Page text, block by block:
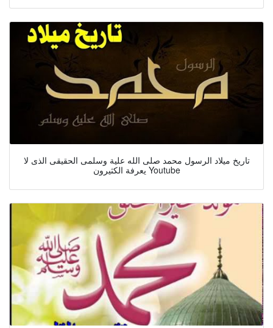
تاريخ ميلاد الرسول محمد صلى الله علية وسلمى الحقيقى الذى لا
يعرفة الكثيرون Youtube